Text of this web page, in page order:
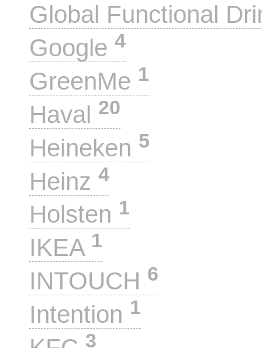
Global Functional
Google 4
GreenMe 1
Haval 20
Heineken 5
Heinz 4
Holsten 1
IKEA 1
INTOUCH 6
Intention 1
3